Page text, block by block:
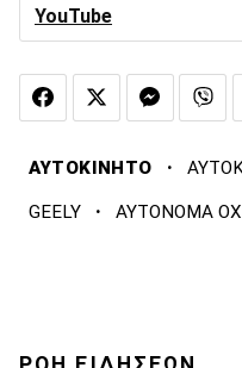
YouTube
ΑΥΤΟΚΙΝΗΤΟ ·
GEELY · ΑΥΤΟΝΟΜΑ